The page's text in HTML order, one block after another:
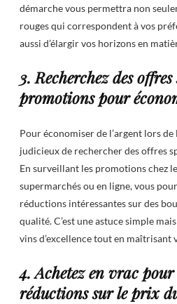
démarche vous permettra non
rouges qui correspondent à vos
aussi d’élargir vos horizons en
3. Recherchez des
promotions pour
Pour économiser de l’argent lors de
judicieux de rechercher des offres
En surveillant les promotions chez
supermarchés ou en ligne, vous
réductions intéressantes sur des
qualité. C’est une astuce simple
vins d’excellence tout en maîtrisant
4. Achetez en vrac
réductions sur le prix